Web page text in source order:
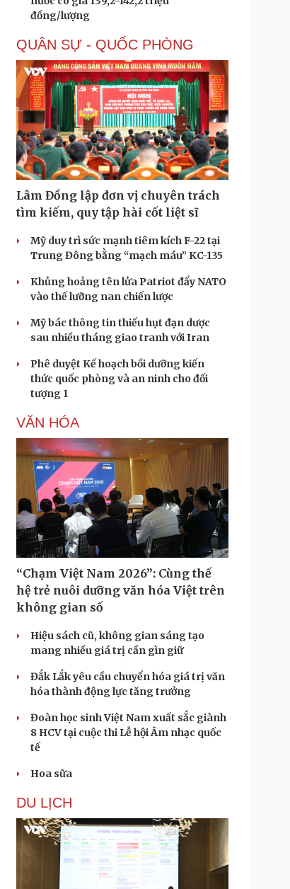
đồng/lượng
QUÂN SỰ - QUỐC PHÒNG
Lâm Đồng lập đơn vị chuyên trách
tìm kiếm, quy tập hài cốt liệt sĩ
Mỹ duy trì sức mạnh tiêm kích F-22 tại
Trung Đông bằng “mạch máu” KC-135
Khủng hoảng tên lửa Patriot đẩy NATO
vào thế lưỡng nan chiến lược
Mỹ bác thông tin thiếu hụt đạn dược
sau nhiều tháng giao tranh với Iran
Phê duyệt Kế hoạch bồi dưỡng kiến
thức quốc phòng và an ninh cho đối
tượng 1
VĂN HÓA
“Chạm Việt Nam 2026”: Cùng thế
hệ trẻ nuôi dưỡng văn hóa Việt trên
không gian số
Hiệu sách cũ, không gian sáng tạo
mang nhiều giá trị cần gìn giữ
Đắk Lắk yêu cầu chuyển hóa giá trị văn
hóa thành động lực tăng trưởng
Đoàn học sinh Việt Nam xuất sắc giành
8 HCV tại cuộc thi Lễ hội Âm nhạc quốc
tế
Hoa sữa
DU LỊCH